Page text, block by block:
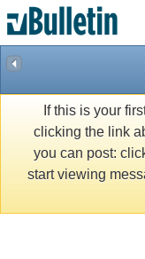
If this is your
clicking the link
you can post:
start viewing